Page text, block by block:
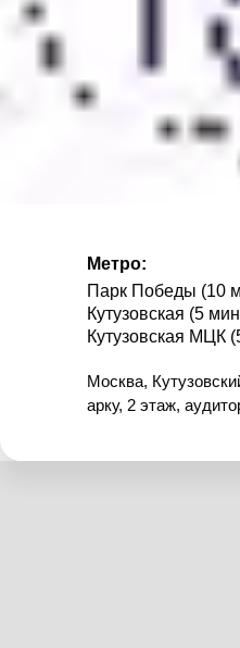
Метро:
Парк Победы (10
Кутузовская (5
Кутузовская МЦК
Москва,
арку, 2 этаж,